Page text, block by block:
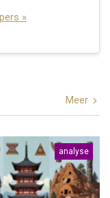
»
Meer
analyse